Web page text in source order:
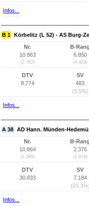
Infos...
B 1 Körbelitz (L 52) - AS Burg-
Nr.
10.863
(2.782)
B-Rang
6.850
(4.463)
DTV
8.774
SV
483
(5,5%)
Infos...
A 38 AD Hann. Münden-
Nr.
10.864
(1.395)
B-Rang
2.376
(1.976)
DTV
30.833
SV
7.184
(23,3%)
Infos...